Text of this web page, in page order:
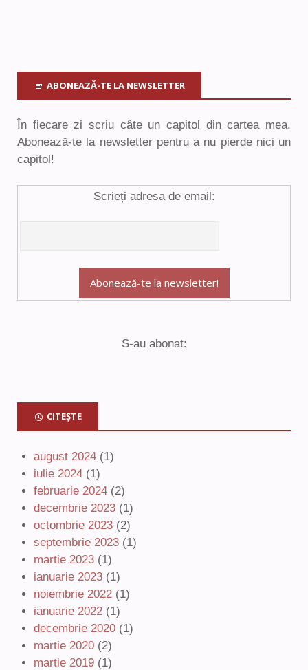
ABONEAZĂ-TE LA NEWSLETTER
În fiecare zi scriu câte un capitol din cartea mea.
Abonează-te la newsletter pentru a nu pierde nici un
capitol!
Scrieți adresa de email:
S-au abonat:
CITEȘTE
august 2024 (1)
iulie 2024 (1)
februarie 2024 (2)
decembrie 2023 (1)
octombrie 2023 (2)
septembrie 2023 (1)
martie 2023 (1)
ianuarie 2023 (1)
noiembrie 2022 (1)
ianuarie 2022 (1)
decembrie 2020 (1)
martie 2020 (2)
martie 2019 (1)